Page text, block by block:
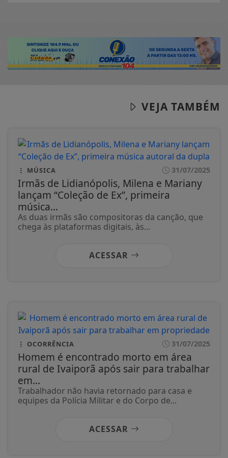
VEJA TAMBÉM
MÚSICA 31/07/2025
Irmãs de Lidianópolis, Milena e Mariany
lançam “Coleção de Ex”, primeira
música...
As duas irmãs são compositoras da canção, que
chega às plataformas digitais, às...
ACESSAR
OCORRÊNCIA 31/07/2025
Homem é encontrado morto em área
rural de Ivaiporã após sair para trabalhar
em...
Trabalhador não havia retornado para casa e
equipes da Polícia Militar e do Corpo de...
ACESSAR